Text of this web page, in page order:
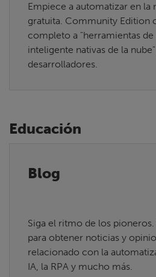
Empiece a automatizar en la
gratuita. Community Edition
completo a "herramientas
inteligente nativas de la
desarrolladores.
Educación
Blog
Siga el ritmo de los
para obtener noticias y
relacionado con la
IA, la RPA y mucho más.